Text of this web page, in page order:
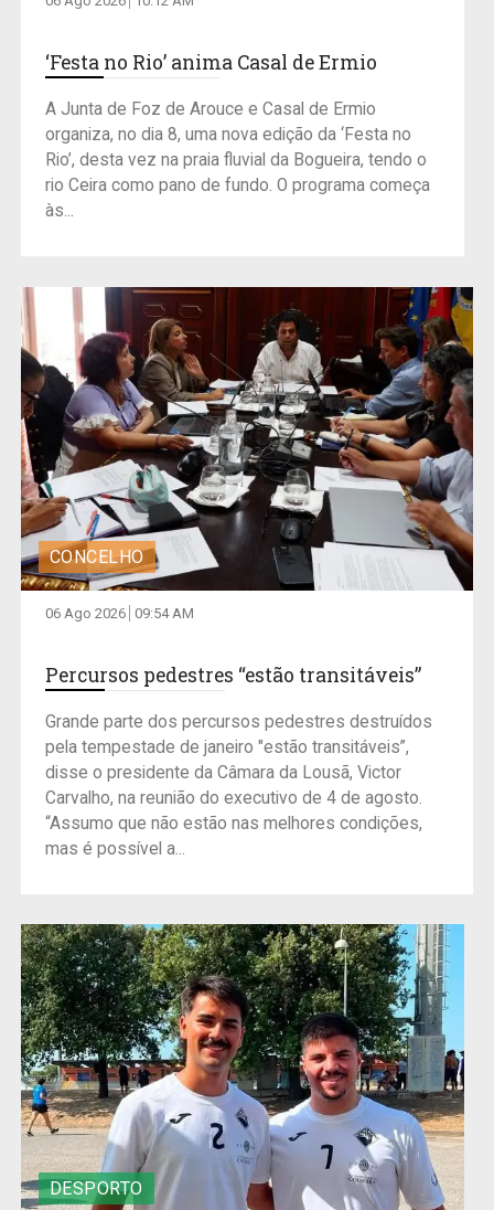
‘Festa no Rio’ anima Casal de Ermio
A Junta de Foz de Arouce e Casal de Ermio
organiza, no dia 8, uma nova edição da ‘Festa no
Rio’, desta vez na praia fluvial da Bogueira, tendo o
rio Ceira como pano de fundo. O programa começa
às...
CONCELHO
06 Ago 2026 09:54 AM
Percursos pedestres “estão transitáveis”
Grande parte dos percursos pedestres destruídos
pela tempestade de janeiro "estão transitáveis”,
disse o presidente da Câmara da Lousã, Victor
Carvalho, na reunião do executivo de 4 de agosto.
“Assumo que não estão nas melhores condições,
mas é possível a...
DESPORTO